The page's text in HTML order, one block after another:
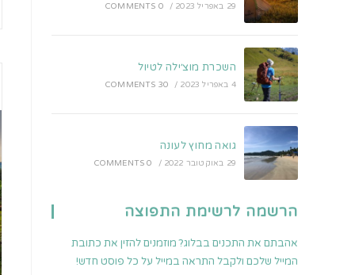
29 באפריל 2023 /
0 COMMENTS
השכרת מוצ׳ילה לטיול
4 באפריל 2023 /
30 COMMENTS
גואה מחוץ לעונה
29 באוקטובר 2022 /
0 COMMENTS
הרשמה לרשימת התפוצה
אהבתם את התכנים בבלוג? מוזמנים להזין את כתובת
המייל שלכם ולקבל התראה במייל על כל פוסט חדש!